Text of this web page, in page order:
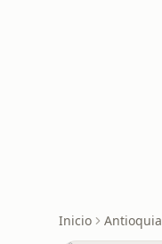
Inicio Antioquia